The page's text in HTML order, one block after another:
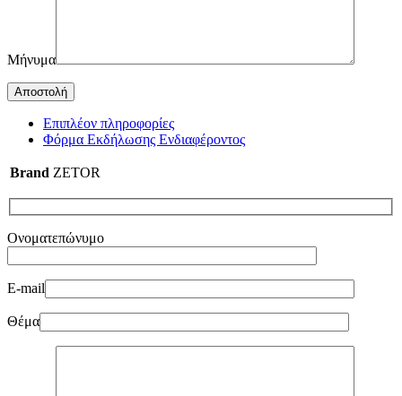
Μήνυμα
Επιπλέον πληροφορίες
Φόρμα Εκδήλωσης Ενδιαφέροντος
Brand ZETOR
Ονοματεπώνυμο
E-mail
Θέμα